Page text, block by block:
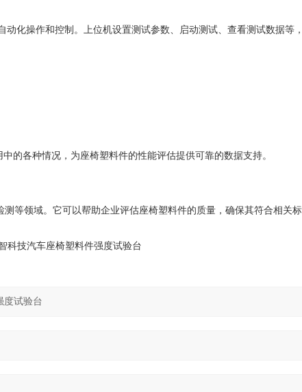
动化操作和控制。上位机设置测试参数、启动测试、查看测试数据等
的各种情况，为座椅塑料件的性能评估提供可靠的数据支持。
等领域。它可以帮助企业评估座椅塑料件的质量，确保其符合相关